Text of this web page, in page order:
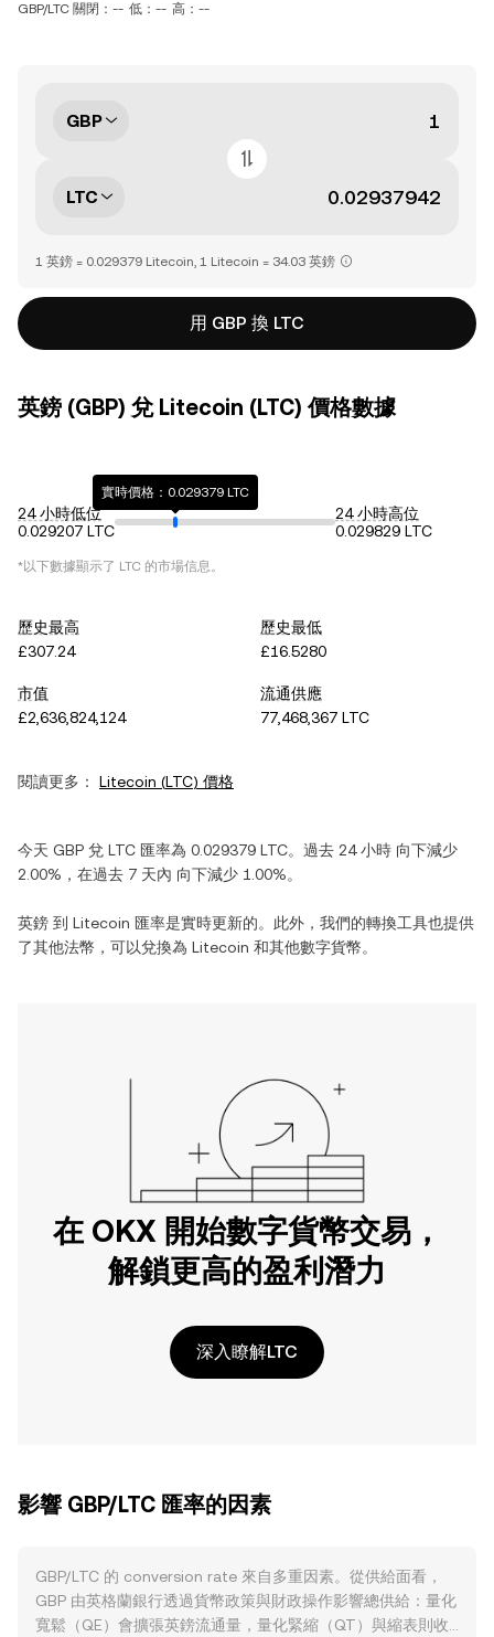
GBP/LTC 關閉：-- 低：-- 高：--
GBP
LTC
1 英鎊 = 0.029379 Litecoin, 1 Litecoin = 34.03 英鎊
用 GBP 換 LTC
英鎊 (GBP) 兌 Litecoin (LTC) 價格數據
24 小時低位
0.029207 LTC
實時價格：0.029379 LTC
24 小時高位
0.029829 LTC
*以下數據顯示了 LTC 的市場信息。
歷史最高
£307.24
歷史最低
£16.5280
市值
£2,636,824,124
流通供應
77,468,367 LTC
閱讀更多： Litecoin (LTC) 價格
今天 GBP 兌 LTC 匯率為 0.029379 LTC。過去 24 小時 向下減少
2.00% ，在過去 7 天內 向下減少 1.00%。
英鎊 到 Litecoin 匯率是實時更新的。此外，我們的轉換工具也提供
了其他法幣，可以兌換為 Litecoin 和其他數字貨幣。
在 OKX 開始數字貨幣交易，
解鎖更高的盈利潛力
深入瞭解LTC
影響 GBP/LTC 匯率的因素
GBP/LTC 的 conversion rate 來自多重因素。從供給面看，
GBP 由英格蘭銀行透過貨幣政策與財政操作影響總供給：量化
寬鬆（QE）會擴張英鎊流通量，量化緊縮（QT）與縮表則收